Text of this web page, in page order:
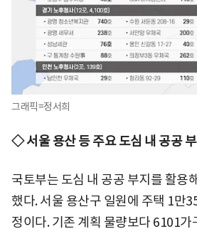
그래픽=정서희
◇ 서울 용산 등 주요 도심 내 공공
국토부는 도심 내 공공 부지를 활용
했다. 서울 용산구 일원에 주택 1만
정이다. 기존 계획 물량보다 6101가